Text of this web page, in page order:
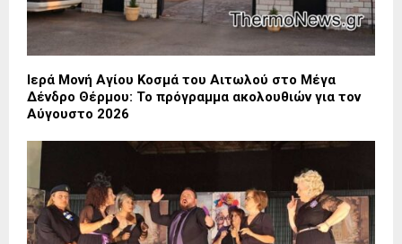
Ιερά Μονή Αγίου Κοσμά του Αιτωλού στο Μέγα
Δένδρο Θέρμου: Το πρόγραμμα ακολουθιών για τον
Αύγουστο 2026